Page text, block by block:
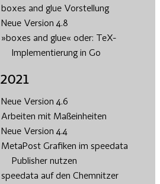
boxes and glue Vorstellung
Neue Version 4.8
»boxes and glue« oder: TeX-
Implementierung in Go
2021
Neue Version 4.6
Arbeiten mit Maßeinheiten
Neue Version 4.4
MetaPost Grafiken im speedata
Publisher nutzen
speedata auf den Chemnitzer